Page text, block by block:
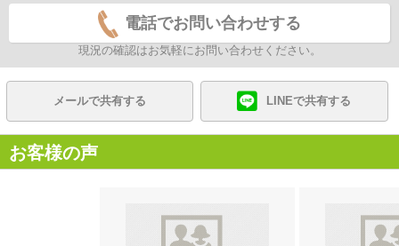
電話でお問い合わせする
現況の確認はお気軽にお問い合わせください。
メールで共有する LINEで共有する
お客様の声